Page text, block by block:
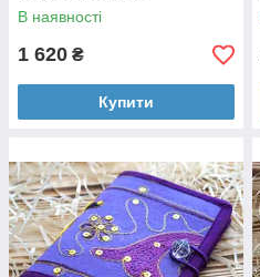
В наявності
1 620 ₴
Купити